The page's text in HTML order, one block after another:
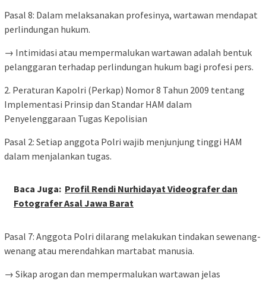
Pasal 8: Dalam melaksanakan profesinya, wartawan mendapat
perlindungan hukum.
→ Intimidasi atau mempermalukan wartawan adalah bentuk
pelanggaran terhadap perlindungan hukum bagi profesi pers.
2. Peraturan Kapolri (Perkap) Nomor 8 Tahun 2009 tentang
Implementasi Prinsip dan Standar HAM dalam
Penyelenggaraan Tugas Kepolisian
Pasal 2: Setiap anggota Polri wajib menjunjung tinggi HAM
dalam menjalankan tugas.
Baca Juga: Profil Rendi Nurhidayat Videografer dan
Fotografer Asal Jawa Barat
Pasal 7: Anggota Polri dilarang melakukan tindakan sewenang-
wenang atau merendahkan martabat manusia.
→ Sikap arogan dan mempermalukan wartawan jelas